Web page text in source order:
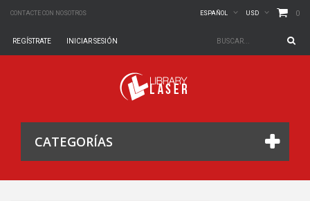
CONTACTE CON NOSOTROS 0
USD
ESPAÑOL
INICIAR SESIÓN
REGÍSTRATE
CATEGORÍAS